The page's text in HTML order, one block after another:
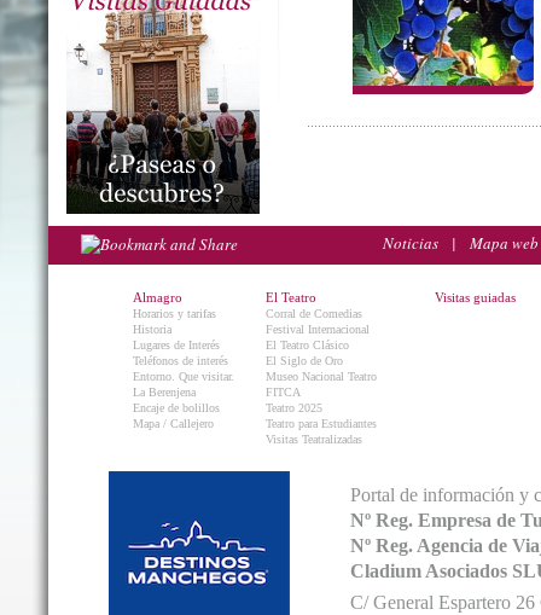
Noticias | Mapa web
Almagro
Horarios y tarifas
Historia
Lugares de Interés
Teléfonos de interés
Entorno. Que visitar.
La Berenjena
Encaje de bolillos
Mapa / Callejero
El Teatro
Corral de Comedias
Festival Internacional
El Teatro Clásico
El Siglo de Oro
Museo Nacional Teatro
FITCA
Teatro 2025
Teatro para Estudiantes
Visitas Teatralizadas
Visitas guiadas
Portal de información y
Nº Reg. Empresa de
Nº Reg. Agencia de
Cladium Asociados
C/ General Espartero